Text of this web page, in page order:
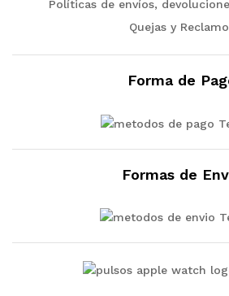
Políticas de envíos,
Quejas y
Forma de
Formas de